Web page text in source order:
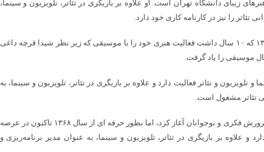
زیبای دانشگاه تهران است. او علاوه بر بازیگری در تئاتر، تلویزیون و سینما،
تئاتر را نیز در کارنامه کاری خود دارد.
محمد حاتمی زمانی که در سال ۱۳۵۰ که ۱۰ سال داشت فعالیت هنری خود را با موسیقی که زیر نظر شیدا قرچه داغی
سینما و تلویزیون و تئاتر فعالیت دارد و علاوه بر بازیگری در تئاتر، تلویزیون و سینما، به
تئاتر مشغول است.
بازیگری را از سال ۱۳۵۴ از کانون پرورش فکری و نوجوانان آغاز کرد، اما بطور حرفه ای از سال ۱۳۶۸ تاکنون در عرصه
و علاوه بر بازیگری در تئاتر، تلویزیون و سینما، به عنوان مدیر برنامه‌ریزی و